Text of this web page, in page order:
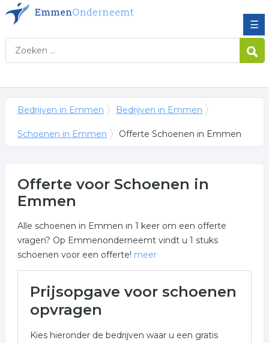
☰
Bedrijven in Emmen Bedrijven in Emmen
Schoenen in Emmen Offerte Schoenen in Emmen
Offerte voor Schoenen in
Emmen
Alle schoenen in Emmen in 1 keer om een offerte
vragen? Op Emmenonderneemt vindt u 1 stuks
schoenen voor een offerte! meer
Emmen
gerelateerde bedrijven in de omgeving van Emmen
Prijsopgave voor schoenen
opvragen
Kies hieronder de bedrijven waar u een gratis